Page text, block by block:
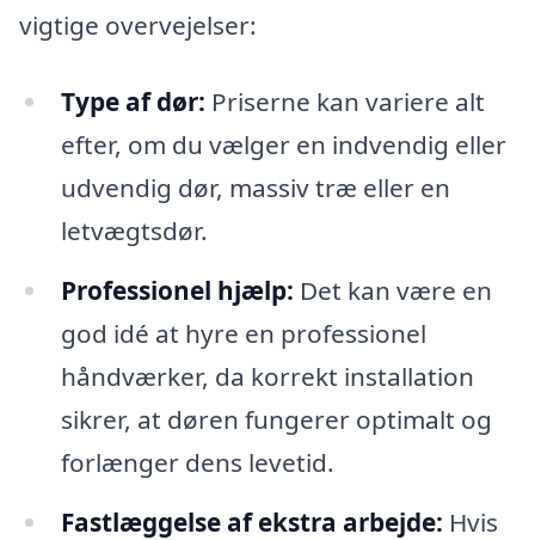
vigtige overvejelser:
Type af dør: Priserne kan variere alt
efter, om du vælger en indvendig eller
udvendig dør, massiv træ eller en
letvægtsdør.
Professionel hjælp: Det kan være en
god idé at hyre en professionel
håndværker, da korrekt installation
sikrer, at døren fungerer optimalt og
forlænger dens levetid.
Fastlæggelse af ekstra arbejde: Hvis